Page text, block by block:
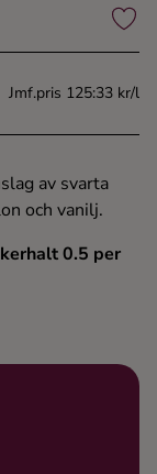
Jmf.pris 125:33 kr/l
av svarta
och vanilj.
0.5 per